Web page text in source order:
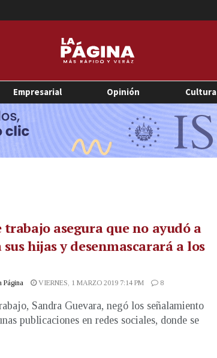
Empresarial Opinión Cultura
asegura que no ayudó a
hijas y desenmascarará a los
Página VIERNES, 1 MARZO 2019 7:14 PM 8
Sandra Guevara, negó los señalamiento
publicaciones en redes sociales, donde se